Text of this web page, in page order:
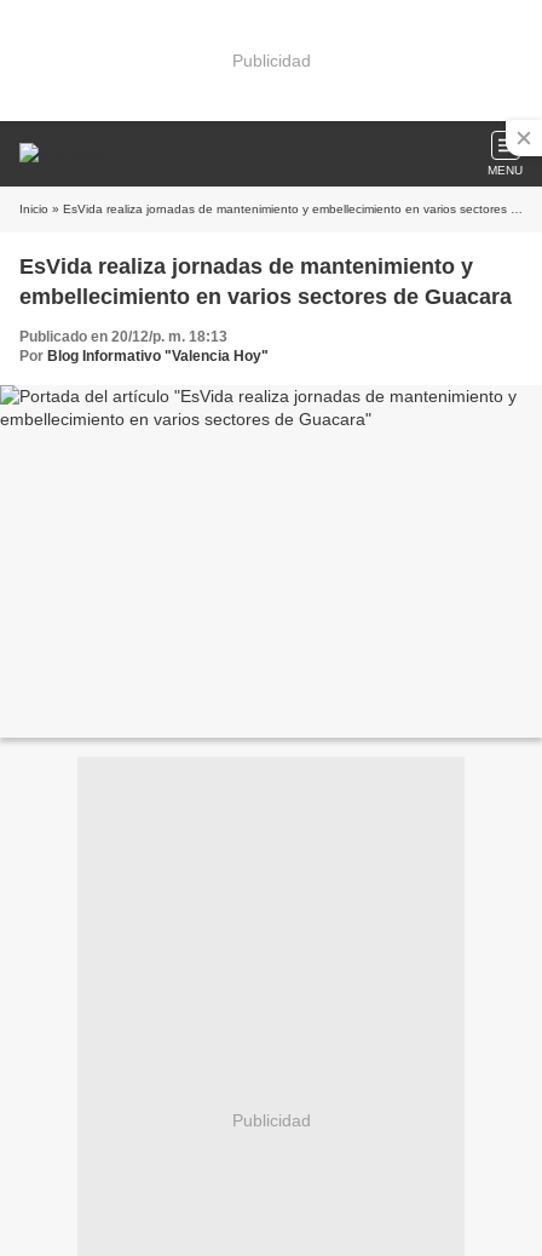
Publicidad
MENU
Inicio » EsVida realiza jornadas de mantenimiento y embellecimiento en varios sectores de Guacara
EsVida realiza jornadas de mantenimiento y
embellecimiento en varios sectores de Guacara
Publicado en 20/12/p. m. 18:13
Por Blog Informativo "Valencia Hoy"
Publicidad